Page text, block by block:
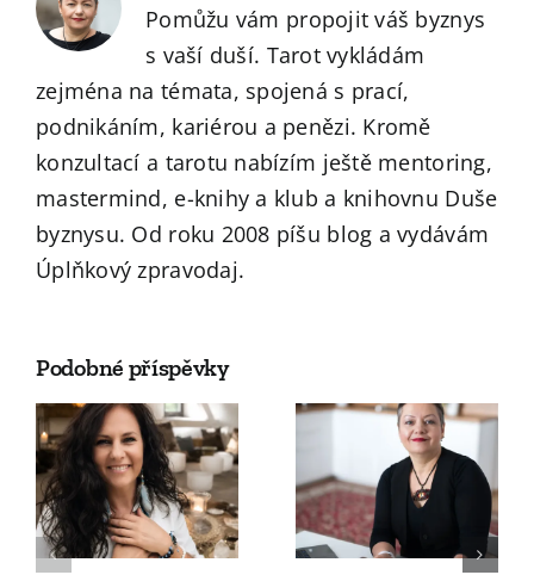
Pomůžu vám propojit váš byznys
s vaší duší. Tarot vykládám
zejména na témata, spojená s prací,
podnikáním, kariérou a penězi. Kromě
konzultací a tarotu nabízím ještě mentoring,
mastermind, e-knihy a klub a knihovnu Duše
byznysu. Od roku 2008 píšu blog a vydávám
Úplňkový zpravodaj.
Podobné příspěvky